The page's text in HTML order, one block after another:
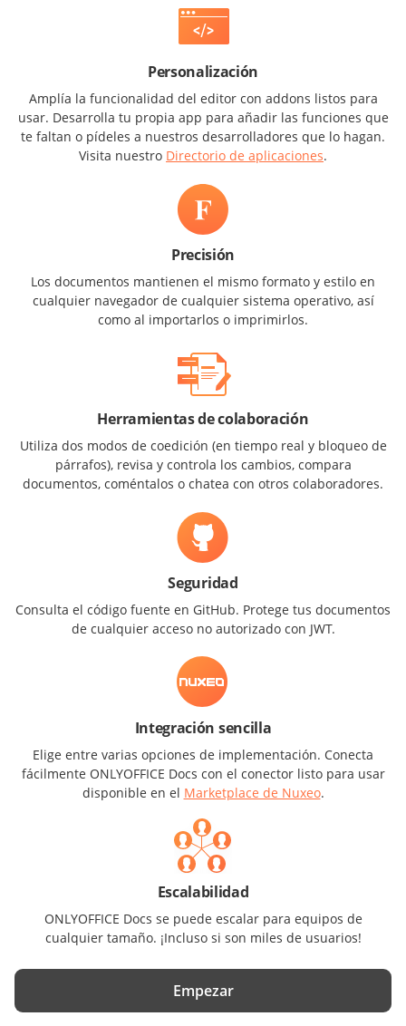
Personalización
Amplía la funcionalidad del editor con addons listos para
usar. Desarrolla tu propia app para añadir las funciones que
te faltan o pídeles a nuestros desarrolladores que lo hagan.
Visita nuestro Directorio de aplicaciones.
Precisión
Los documentos mantienen el mismo formato y estilo en
cualquier navegador de cualquier sistema operativo, así
como al importarlos o imprimirlos.
Herramientas de colaboración
Utiliza dos modos de coedición (en tiempo real y bloqueo de
párrafos), revisa y controla los cambios, compara
documentos, coméntalos o chatea con otros colaboradores.
Seguridad
Consulta el código fuente en GitHub. Protege tus documentos
de cualquier acceso no autorizado con JWT.
Integración sencilla
Elige entre varias opciones de implementación. Conecta
fácilmente ONLYOFFICE Docs con el conector listo para usar
disponible en el Marketplace de Nuxeo.
Escalabilidad
ONLYOFFICE Docs se puede escalar para equipos de
cualquier tamaño. ¡Incluso si son miles de usuarios!
Empezar